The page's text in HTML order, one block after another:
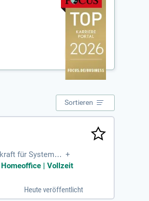
Sortieren
für Systemga +
| Vollzeit
Heute veröffentlicht